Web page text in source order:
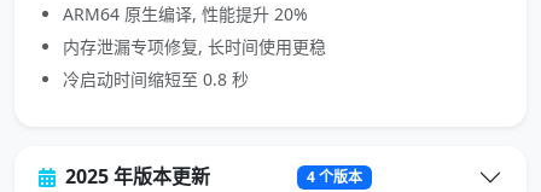
ARM64 原生编译, 性能提升 20%
内存泄漏专项修复, 长时间使用更稳
冷启动时间缩短至 0.8 秒
2025 年版本更新 4 个版本